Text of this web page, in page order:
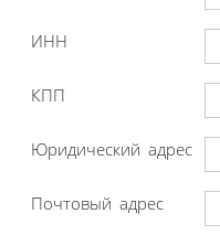
ИНН
КПП
Юридический адрес
Почтовый адрес